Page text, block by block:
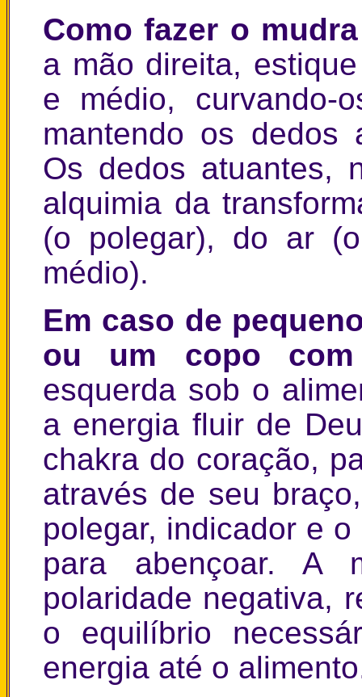
Como fazer o
a mão direita,
e médio, curvando-
mantendo os dedos
Os dedos atuantes,
alquimia da
(o polegar), do ar
médio).
Em caso de
ou um copo
esquerda sob o
a energia fluir de
chakra do coração,
através de seu
polegar, indicador e
para abençoar. A
polaridade negativa,
o equilíbrio
energia até o